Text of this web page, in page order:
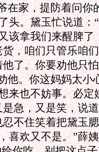
在家，提防着问你
头。黛玉忙说道：
该拿我们来醒脾了
，咱们只管乐咱
了。你要劝他只
。你这妈妈太小
来也不妨事。必
急，又是笑，说
不住笑着把黛玉
喜欢又不是。”薛